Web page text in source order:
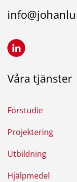
Våra tjänster
Förstudie
Projektering
Utbildning
Hjälpmedel